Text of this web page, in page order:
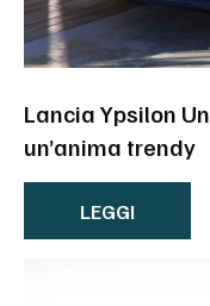
Lancia Ypsilon
un’anima trendy
LEGGI